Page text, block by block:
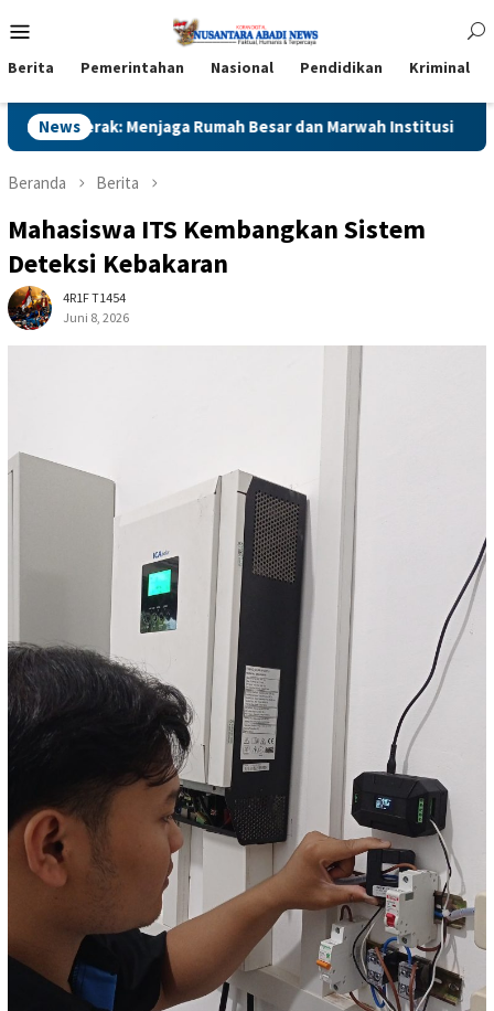
ke
Mobile
Berita Pemerintahan Nasional Pendidikan Kriminal
News
Menjaga Rumah Besar dan Marwah Institusi
Beranda Berita
Mahasiswa ITS Kembangkan Sistem
Deteksi Kebakaran
4R1F T1454
Juni 8, 2026